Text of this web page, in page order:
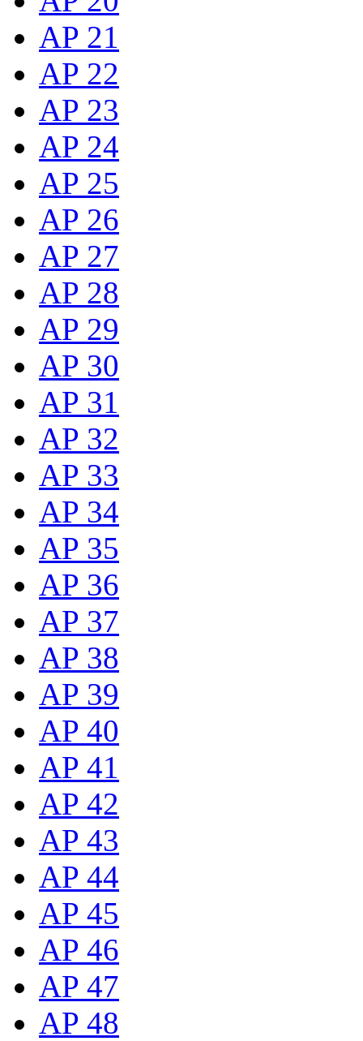
AP 21
AP 22
AP 23
AP 24
AP 25
AP 26
AP 27
AP 28
AP 29
AP 30
AP 31
AP 32
AP 33
AP 34
AP 35
AP 36
AP 37
AP 38
AP 39
AP 40
AP 41
AP 42
AP 43
AP 44
AP 45
AP 46
AP 47
AP 48